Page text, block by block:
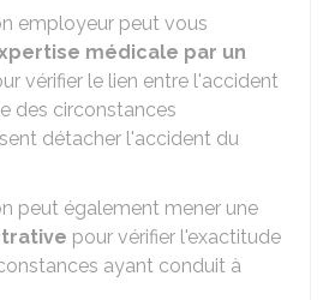
employeur peut vous
médicale par un
vérifier le lien entre l'accident
des circonstances
détacher l'accident du
peut également mener une
pour vérifier l'exactitude
ayant conduit à